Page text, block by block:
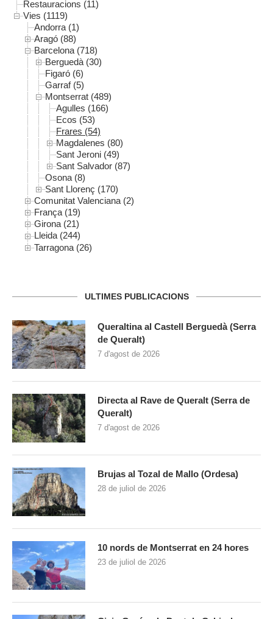
Restauracions (11)
Vies (1119)
Andorra (1)
Aragó (88)
Barcelona (718)
Berguedà (30)
Figaró (6)
Garraf (5)
Montserrat (489)
Agulles (166)
Ecos (53)
Frares (54)
Magdalenes (80)
Sant Jeroni (49)
Sant Salvador (87)
Osona (8)
Sant Llorenç (170)
Comunitat Valenciana (2)
França (19)
Girona (21)
Lleida (244)
Tarragona (26)
ULTIMES PUBLICACIONS
Queraltina al Castell Berguedà (Serra
de Queralt)
7 d'agost de 2026
Directa al Rave de Queralt (Serra de
Queralt)
7 d'agost de 2026
Brujas al Tozal de Mallo (Ordesa)
28 de juliol de 2026
10 nords de Montserrat en 24 hores
23 de juliol de 2026